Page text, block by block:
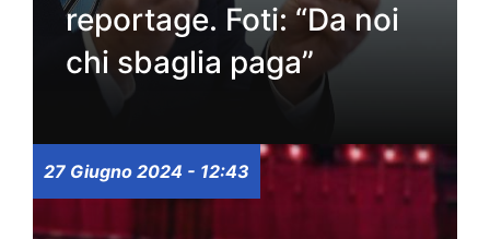
reportage. Foti: “Da noi
chi sbaglia paga”
27 Giugno 2024 - 12:43